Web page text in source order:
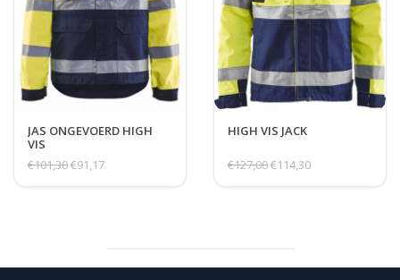
JAS ONGEVOERD HIGH
VIS
€101,30€91,17
HIGH VIS JACK
€127,00€114,30